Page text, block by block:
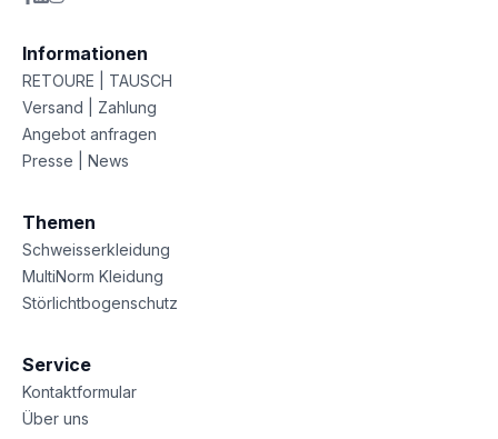
Informationen
RETOURE | TAUSCH
Versand | Zahlung
Angebot anfragen
Presse | News
Themen
Schweisserkleidung
MultiNorm Kleidung
Störlichtbogenschutz
Service
Kontaktformular
Über uns